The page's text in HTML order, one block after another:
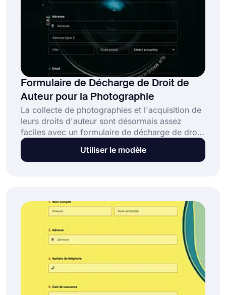
Formulaire de Décharge de Droit de
Auteur pour la Photographie
La collecte de photographies et l'acquisition de
leurs droits d'auteur sont désormais assez
faciles avec un formulaire de décharge de droit
d'auteur pour la photographie en ligne. En
créant simplement des formulaires en ligne,
de décharge de droit d'auteur gratuit et profitez
des possibilités illimitées sur forms.app!
Utiliser le modèle